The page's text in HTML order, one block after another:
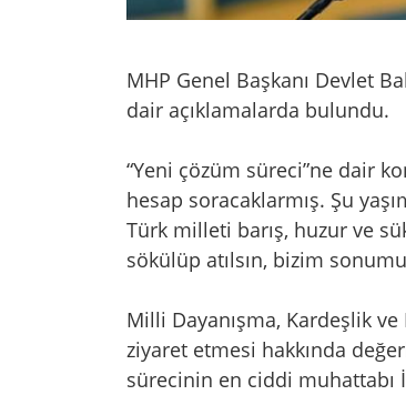
MHP Genel Başkanı Devlet
dair açıklamalarda bulundu.
“Yeni çözüm süreci”ne dair
hesap soracaklarmış. Şu
Türk milleti barış, huzur ve
sökülüp atılsın, bizim
Milli Dayanışma, Kardeşlik
ziyaret etmesi hakkında
sürecinin en ciddi muhattabı